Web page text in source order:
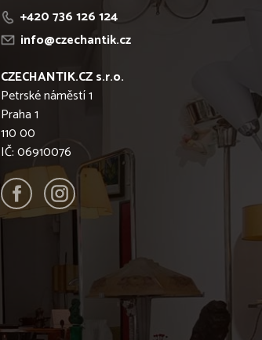
+420 736 126 124
info@czechantik.cz
CZECHANTIK.CZ s.r.o.
Petrské náměstí 1
Praha 1
110 00
IČ: 06910076